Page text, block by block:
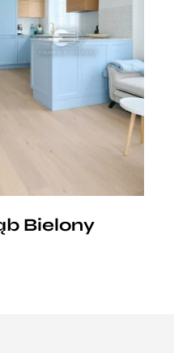
Bielony